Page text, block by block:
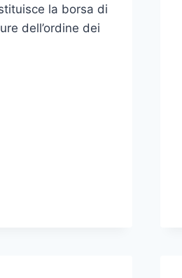
la borsa di
dell’ordine dei